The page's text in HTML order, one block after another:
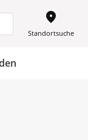
place
Standortsuche